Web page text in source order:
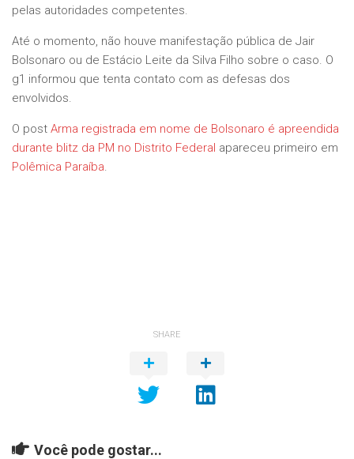
pelas autoridades competentes.
Até o momento, não houve manifestação pública de Jair
Bolsonaro ou de Estácio Leite da Silva Filho sobre o caso. O
g1 informou que tenta contato com as defesas dos
envolvidos.
O post Arma registrada em nome de Bolsonaro é apreendida
durante blitz da PM no Distrito Federal apareceu primeiro em
Polêmica Paraíba.
SHARE
Você pode gostar...